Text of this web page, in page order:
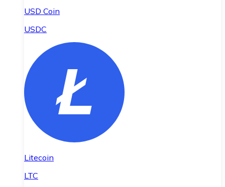
USD Coin
USDC
Litecoin
LTC